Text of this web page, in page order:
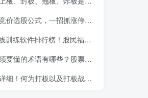
公式，一招抓涨停让你秒变打板高手！
行榜！股民福利，十款专业分析工具全揭秘！
语有哪些？股票分时水上、水下是什么意思？
！何为打板以及打板战法的精髓
注册